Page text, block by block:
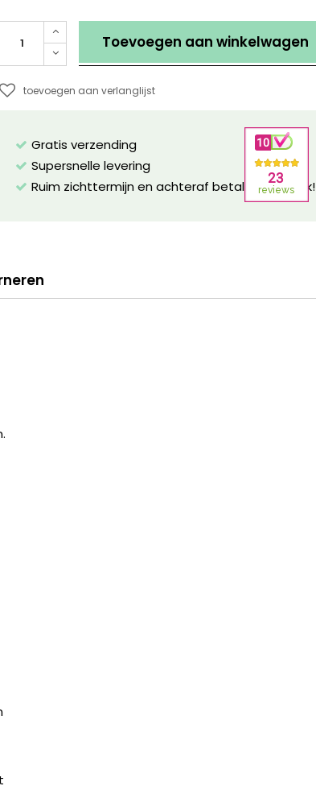
Toevoegen aan winkelwagen
toevoegen aan verlanglijst
Gratis verzending
Supersnelle levering
Ruim zichttermijn en achteraf betalen mogelijk!